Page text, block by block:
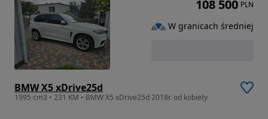
BMW X5 xDrive25d
1995 cm3 • 231 KM • BMW X5 xDrive25d 2018r. od kobiety
108 500 PLN
W granicach średniej